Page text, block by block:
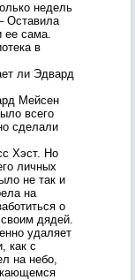
недель
Оставила
ее сама.
в
ли Эдвард
Мейсен
всего
сделали
Хэст. Но
личных
не так и
на
о
дядей.
удаляет
как с
на небо,